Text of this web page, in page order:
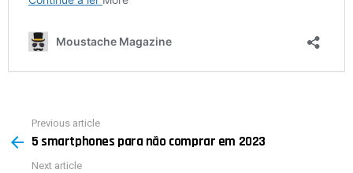
more
Previous article
5 smartphones para não comprar em 2023
Next article